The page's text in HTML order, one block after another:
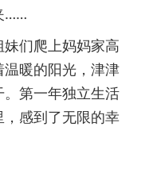
……
们爬上妈妈家高
暖的阳光，津津
第一年独立生活
感到了无限的幸